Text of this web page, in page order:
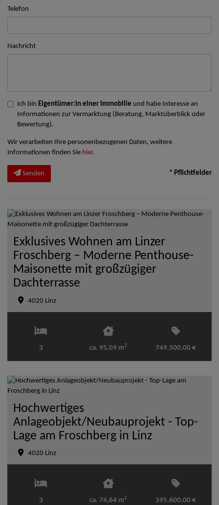
Telefon
Nachricht
Ich bin Eigentümer:in einer Immobilie und habe Interesse an
Informationen zur Vermarktung (Beratung, Marktüberblick oder
Bewertung).
Wir verarbeiten Ihre personenbezogenen Daten, weitere
Informationen finden Sie hier.
Senden * Pflichtfelder
Exklusives Wohnen am Linzer
Froschberg – Moderne Penthouse-
Maisonette mit großzügiger
Dachterrasse
4020 Linz
3 ca. 95,09 m2 749.500,00 €
Hochwertiges
Anlageobjekt/Neubauprojekt - Top-
Lage am Froschberg in Linz
4020 Linz
3 ca. 74,64 m2 395.600,00 €